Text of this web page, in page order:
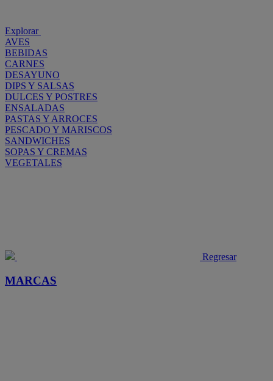
Explorar
AVES
BEBIDAS
CARNES
DESAYUNO
DIPS Y SALSAS
DULCES Y POSTRES
ENSALADAS
PASTAS Y ARROCES
PESCADO Y MARISCOS
SANDWICHES
SOPAS Y CREMAS
VEGETALES
Regresar
MARCAS